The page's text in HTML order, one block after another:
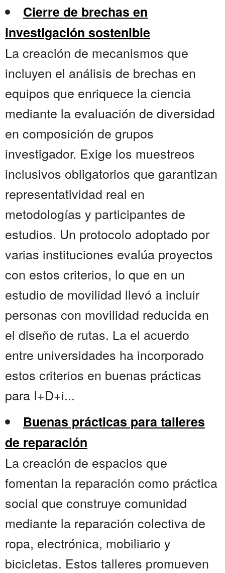
Cierre de brechas en
investigación sostenible
La creación de mecanismos que
incluyen el análisis de brechas en
equipos que enriquece la ciencia
mediante la evaluación de diversidad
en composición de grupos
investigador. Exige los muestreos
inclusivos obligatorios que garantizan
representatividad real en
metodologías y participantes de
estudios. Un protocolo adoptado por
varias instituciones evalúa proyectos
con estos criterios, lo que en un
estudio de movilidad llevó a incluir
personas con movilidad reducida en
el diseño de rutas. La el acuerdo
entre universidades ha incorporado
estos criterios en buenas prácticas
para I+D+i...
Buenas prácticas para talleres
de reparación
La creación de espacios que
fomentan la reparación como práctica
social que construye comunidad
mediante la reparación colectiva de
ropa, electrónica, mobiliario y
bicicletas. Estos talleres promueven